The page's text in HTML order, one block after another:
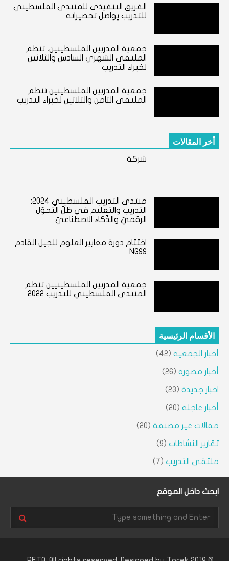
الفريق التنفيذي للمنتدى الفلسطيني
للتدريب يواصل تحضيراته
جمعية المدربين الفلسطينين، تنظم
الملتقى الشهري السادس والثلاثين
لخبراء التدريب
جمعية المدربين الفلسطينين تنظم
الملتقى الثامن والثلاثين لخبراء التدريب
أخر المقالات
شركة
منتدى التدريب الفلسطيني ٢٠٢٤:
التدريب والتعليم في ظلّ التحوّل
الرقميّ والذّكاء الاصطناعيّ
اختتام دورة معايير العلوم للجيل القادم
NGSS
جمعية المدربين الفلسطينيين تنظم
المنتدى الفلسطيني للتدريب 2022
الأقسام الرئيسية
أخبار الجمعية (42)
أخبار مصورة (26)
اخبار جديدة (23)
أخبار عاجلة (20)
مقالات غير مصنفة (20)
تقارير النشاطات (9)
ملتقى التدريب (7)
ابحث داخل الموقع